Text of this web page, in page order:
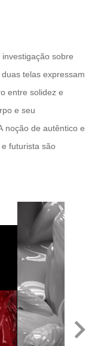
sobre
telas expressam
entre solidez e
e seu
noção de autêntico e
futurista são